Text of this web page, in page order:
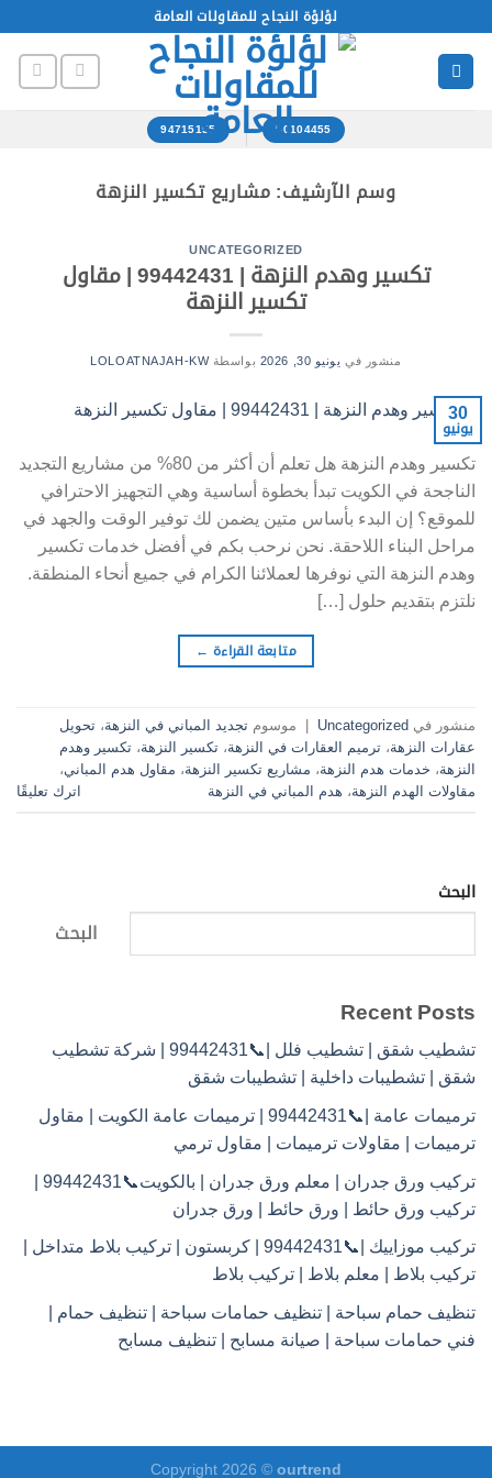
لؤلؤة النجاح للمقاولات العامة
50104455
94715155
وسم الآرشيف: مشاريع تكسير النزهة
UNCATEGORIZED
تكسير وهدم النزهة | 99442431 | مقاول
تكسير النزهة
منشور في يونيو 30, 2026 بواسطةLOLOATNAJAH-KW
30
يونيو
تكسير وهدم النزهة هل تعلم أن أكثر من 80% من مشاريع التجديد
الناجحة في الكويت تبدأ بخطوة أساسية وهي التجهيز الاحترافي
للموقع؟ إن البدء بأساس متين يضمن لك توفير الوقت والجهد في
مراحل البناء اللاحقة. نحن نرحب بكم في أفضل خدمات تكسير
وهدم النزهة التي نوفرها لعملائنا الكرام في جميع أنحاء المنطقة.
نلتزم بتقديم حلول […]
متابعة القراءة ←
منشور في Uncategorized موسوم تجديد المباني في النزهة، تحويل
عقارات النزهة، ترميم العقارات في النزهة، تكسير النزهة، تكسير وهدم
النزهة، خدمات هدم النزهة، مشاريع تكسير النزهة، مقاول هدم المباني،
مقاولات الهدم النزهة، هدم المباني في النزهة اترك تعليقًا
البحث
البحث
Recent Posts
تشطيب شقق | تشطيب فلل |📞99442431 | شركة تشطيب
شقق | تشطيبات داخلية | تشطيبات شقق
ترميمات عامة |📞99442431 | ترميمات عامة الكويت | مقاول
ترميمات | مقاولات ترميمات | مقاول ترمي
تركيب ورق حائط | ورق حائط | ورق جدران
تركيب موزاييك |📞99442431 | كربستون | تركيب بلاط متداخل |
تركيب بلاط | معلم بلاط | تركيب بلاط
تنظيف حمام سباحة | تنظيف حمامات سباحة | تنظيف حمام |
فني حمامات سباحة | صيانة مسابح | تنظيف مسابح
Copyright 2026 © ourtrend